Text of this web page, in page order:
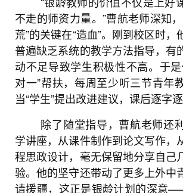
不走的师资力量。”曹航老师深知
荒”的关键在“造血”。刚到校区时，
普遍缺乏系统的教学方法指导，有
动不足导致学生积极性不高。于
对一”帮扶，每周至少听三节青年
当“学生”提出改进建议，课后逐字
除了随堂指导，曹航老师还
学讲座，从课件制作到论文写作，
程思政设计，毫无保留地分享自己
验。他的坚守还带动了更多上外中
请援疆，这正是银龄计划的深意